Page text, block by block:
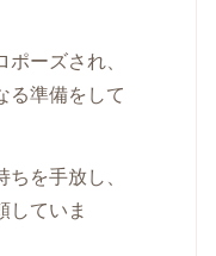
ポーズされ、
る準備をして
ちを手放し、
していま